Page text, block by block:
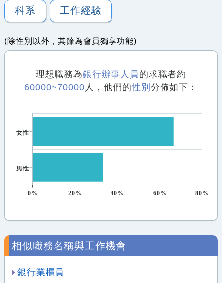
科系 工作經驗
(除性別以外，其餘為會員獨享功能)
理想職務為銀行辦事人員 的求職者約
60000~70000 人，他們的性別 分佈如下：
女性
男性
0% 20% 40% 60% 80%
相似職務名稱與工作機會
銀行業櫃員